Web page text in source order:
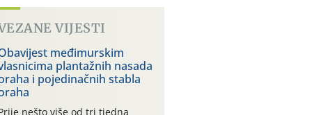
VIJESTI
međimurskim
plantažnih nasada
i pojedinačnih stabla
nešto više od tri tjedna